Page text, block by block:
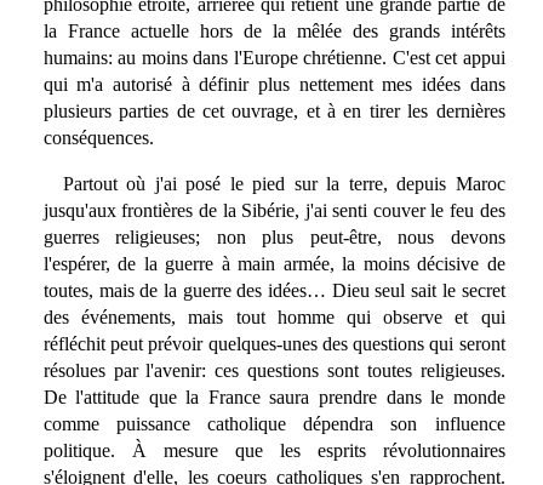
la France actuelle hors de la mêlée des grands intérêts
humains: au moins dans l'Europe chrétienne. C'est cet appui
qui m'a autorisé à définir plus nettement mes idées dans
plusieurs parties de cet ouvrage, et à en tirer les dernières
conséquences.
Partout où j'ai posé le pied sur la terre, depuis Maroc
jusqu'aux frontières de la Sibérie, j'ai senti couver le feu des
guerres religieuses; non plus peut-être, nous devons
l'espérer, de la guerre à main armée, la moins décisive de
toutes, mais de la guerre des idées… Dieu seul sait le secret
des événements, mais tout homme qui observe et qui
réfléchit peut prévoir quelques-unes des questions qui seront
résolues par l'avenir: ces questions sont toutes religieuses.
De l'attitude que la France saura prendre dans le monde
comme puissance catholique dépendra son influence
politique. À mesure que les esprits révolutionnaires
s'éloignent d'elle, les coeurs catholiques s'en rapprochent.